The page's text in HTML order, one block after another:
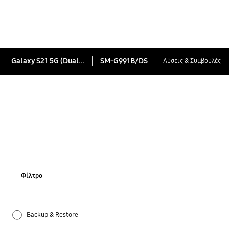
Galaxy S21 5G (Dual SIM) SM-G991B/DS Λύσεις & Συμβουλές
Φίλτρο
Backup & Restore